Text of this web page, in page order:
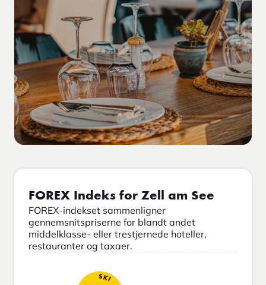
FOREX Indeks for Zell am See
FOREX-indekset sammenligner
gennemsnitspriserne for blandt andet
middelklasse- eller trestjernede hoteller,
restauranter og taxaer.
SKI